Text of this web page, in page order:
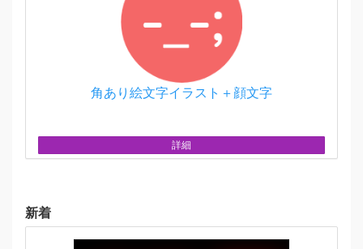
角あり絵文字イラスト＋顔文字
詳細
新着